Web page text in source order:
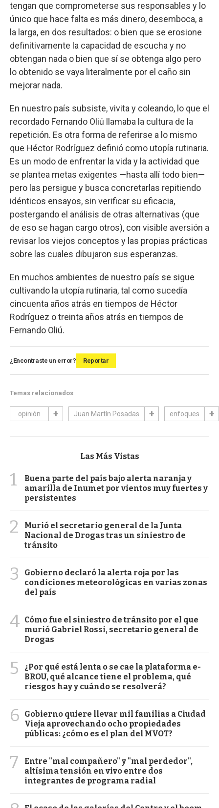
tengan que comprometerse sus responsables y lo
único que hace falta es más dinero, desemboca, a
la larga, en dos resultados: o bien que se erosione
definitivamente la capacidad de escucha y no
obtengan nada o bien que sí se obtenga algo pero
lo obtenido se vaya literalmente por el caño sin
mejorar nada.
En nuestro país subsiste, vivita y coleando, lo que el
recordado Fernando Oliú llamaba la cultura de la
repetición. Es otra forma de referirse a lo mismo
que Héctor Rodríguez definió como utopía rutinaria.
Es un modo de enfrentar la vida y la actividad que
se plantea metas exigentes —hasta allí todo bien—
pero las persigue y busca concretarlas repitiendo
idénticos ensayos, sin verificar su eficacia,
postergando el análisis de otras alternativas (que
de eso se hagan cargo otros), con visible aversión a
revisar los viejos conceptos y las propias prácticas
sobre las cuales dibujaron sus esperanzas.
En muchos ambientes de nuestro país se sigue
cultivando la utopía rutinaria, tal como sucedía
cincuenta años atrás en tiempos de Héctor
Rodríguez o treinta años atrás en tiempos de
Fernando Oliú.
¿Encontraste un error? Reportar
Temas relacionados
opinión Juan Martín Posadas enfoques
Las Más Vistas
1
Buena parte del país bajo alerta naranja y
amarilla de Inumet por vientos muy fuertes y
persistentes
2
Murió el secretario general de la Junta
Nacional de Drogas tras un siniestro de
tránsito
3
Gobierno declaró la alerta roja por las
condiciones meteorológicas en varias zonas
del país
4 Cómo fue el siniestro de tránsito por el que
murió Gabriel Rossi, secretario general de
Drogas
5
¿Por qué está lenta o se cae la plataforma e-
BROU, qué alcance tiene el problema, qué
riesgos hay y cuándo se resolverá?
6
Gobierno quiere llevar mil familias a Ciudad
Vieja aprovechando ocho propiedades
públicas: ¿cómo es el plan del MVOT?
7
Entre "mal compañero" y "mal perdedor",
altísima tensión en vivo entre dos
integrantes de programa radial